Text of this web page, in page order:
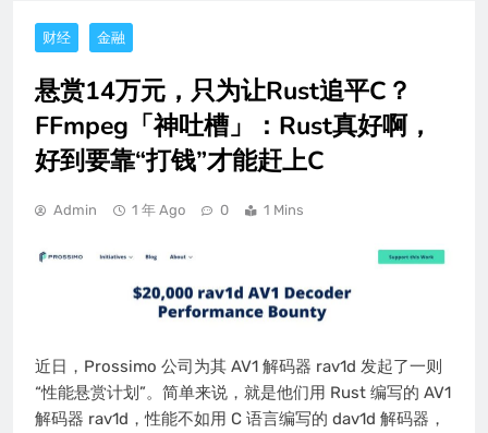
财经 金融
悬赏14万元，只为让Rust追平C？
FFmpeg「神吐槽」：Rust真好啊，
好到要靠“打钱”才能赶上C
Admin 1 年 Ago 0 1 Mins
近日，Prossimo 公司为其 AV1 解码器 rav1d 发起了一则
“性能悬赏计划”。简单来说，就是他们用 Rust 编写的 AV1
解码器 rav1d，性能不如用 C 语言编写的 dav1d 解码器，